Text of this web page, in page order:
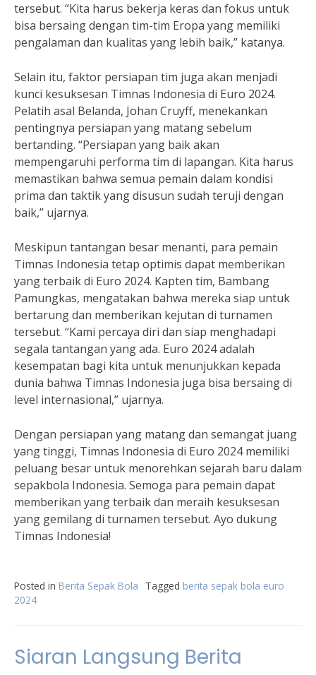
tersebut. “Kita harus bekerja keras dan fokus untuk
bisa bersaing dengan tim-tim Eropa yang memiliki
pengalaman dan kualitas yang lebih baik,” katanya.
Selain itu, faktor persiapan tim juga akan menjadi
kunci kesuksesan Timnas Indonesia di Euro 2024.
Pelatih asal Belanda, Johan Cruyff, menekankan
pentingnya persiapan yang matang sebelum
bertanding. “Persiapan yang baik akan
mempengaruhi performa tim di lapangan. Kita harus
memastikan bahwa semua pemain dalam kondisi
prima dan taktik yang disusun sudah teruji dengan
baik,” ujarnya.
Meskipun tantangan besar menanti, para pemain
Timnas Indonesia tetap optimis dapat memberikan
yang terbaik di Euro 2024. Kapten tim, Bambang
Pamungkas, mengatakan bahwa mereka siap untuk
bertarung dan memberikan kejutan di turnamen
tersebut. “Kami percaya diri dan siap menghadapi
segala tantangan yang ada. Euro 2024 adalah
kesempatan bagi kita untuk menunjukkan kepada
dunia bahwa Timnas Indonesia juga bisa bersaing di
level internasional,” ujarnya.
Dengan persiapan yang matang dan semangat juang
yang tinggi, Timnas Indonesia di Euro 2024 memiliki
peluang besar untuk menorehkan sejarah baru dalam
sepakbola Indonesia. Semoga para pemain dapat
memberikan yang terbaik dan meraih kesuksesan
yang gemilang di turnamen tersebut. Ayo dukung
Timnas Indonesia!
Posted in Berita Sepak Bola Tagged berita sepak bola euro
2024
Siaran Langsung Berita